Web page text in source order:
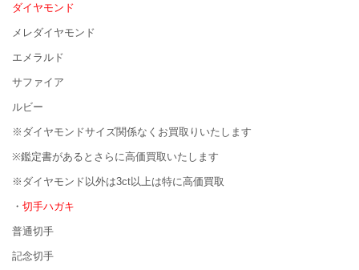
ダイヤモンド
メレダイヤモンド
エメラルド
サファイア
ルビー
※ダイヤモンドサイズ関係なくお買取りいたします
※鑑定書があるとさらに高価買取いたします
※ダイヤモンド以外は3ct以上は特に高価買取
・ 切手ハガキ
普通切手
記念切手